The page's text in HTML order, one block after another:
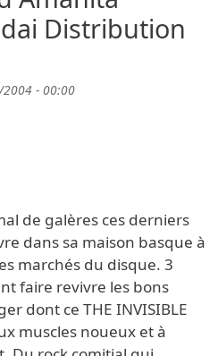
Distribution
- 00:00
de galères ces derniers
dans sa maison basque à
marchés du disque. 3
faire revivre les bons
dont ce THE INVISIBLE
muscles noueux et à